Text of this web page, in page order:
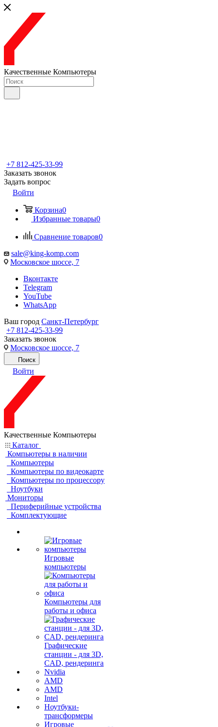
Качественные Компьютеры
+7 812-425-33-99
Заказать звонок
Задать вопрос
Войти
Корзина0
Избранные товары0
Сравнение товаров0
sale@king-komp.com
Московское шоссе, 7
Вконтакте
Telegram
YouTube
WhatsApp
Ваш город Санкт-Петербург
+7 812-425-33-99
Заказать звонок
Московское шоссе, 7
Поиск
Войти
Качественные Компьютеры
Каталог
Компьютеры в наличии
Компьютеры
Компьютеры по видеокарте
Компьютеры по процессору
Ноутбуки
Мониторы
Периферийные устройства
Комплектующие
Игровые
компьютеры
Компьютеры для
работы и офиса
Графические
станции - для 3D,
CAD, рендеринга
Nvidia
AMD
AMD
Intel
Ноутбуки-
трансформеры
Игровые